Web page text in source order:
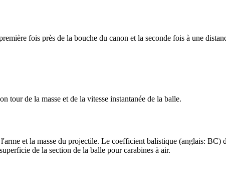
fois près de la bouche du canon et la seconde fois à une
tour de la masse et de la vitesse instantanée de la balle.
et la masse du projectile. Le coefficient balistique (anglais:
de la section de la balle pour carabines à air.